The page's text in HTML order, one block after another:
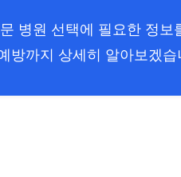
병원 선택에 필요한 정보
방까지 상세히 알아보겠습